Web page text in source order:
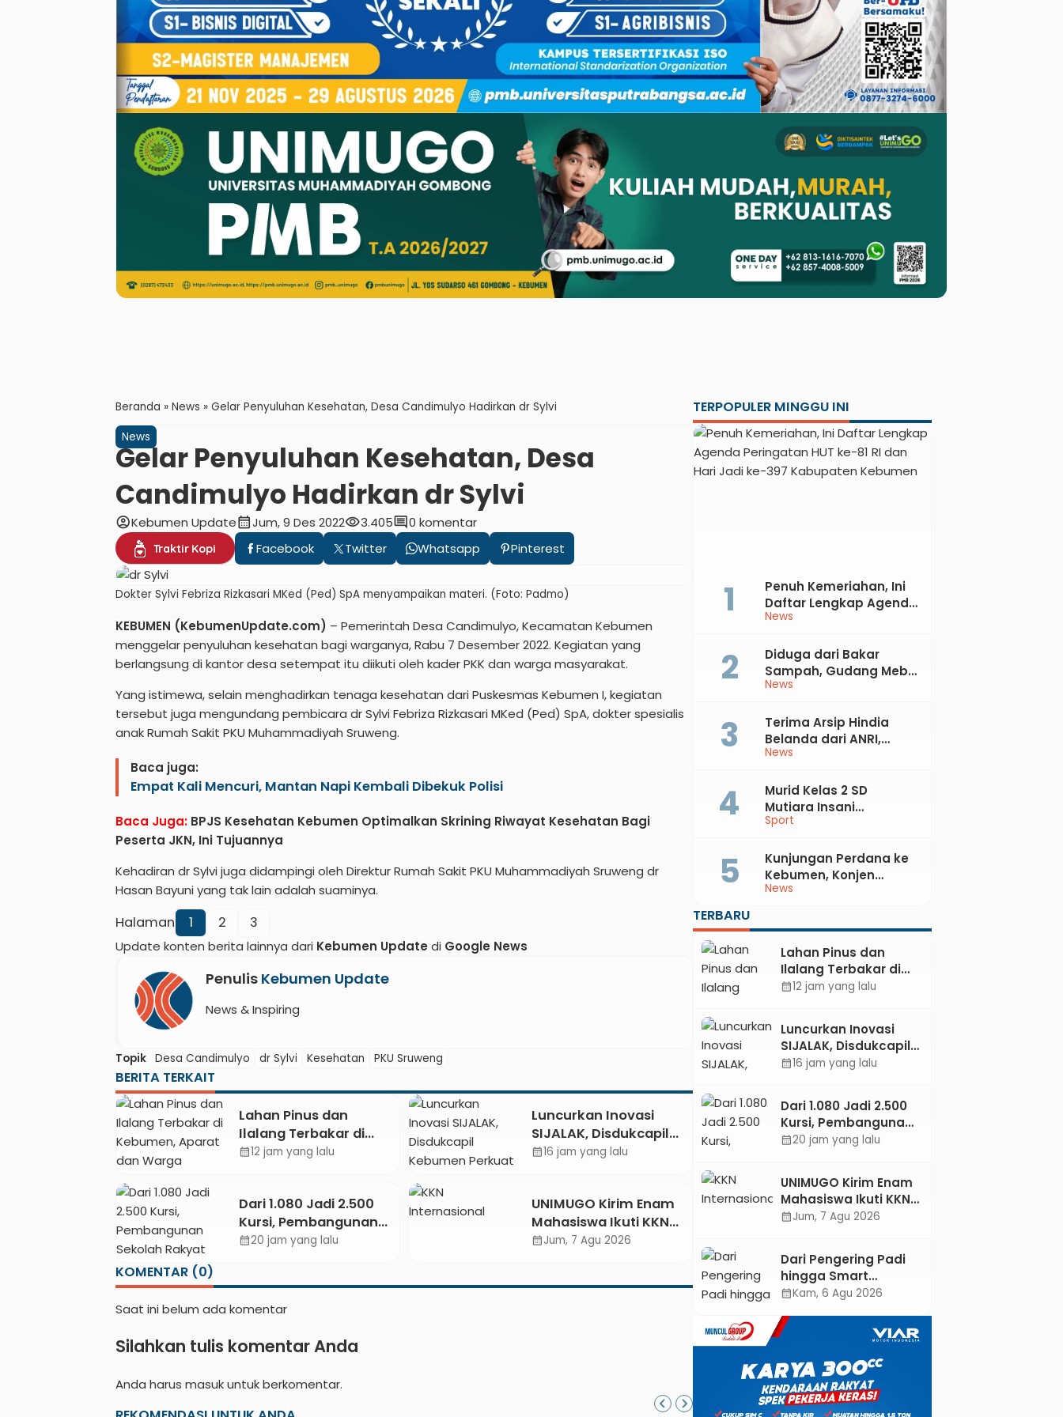
Beranda » News » Gelar Penyuluhan Kesehatan, Desa Candimulyo Hadirkan dr Sylvi
News
Gelar Penyuluhan Kesehatan, Desa
Candimulyo Hadirkan dr Sylvi
account_circleKebumen Updatecalendar_monthJum, 9 Des 2022visibility3.405comment0 komentar
Traktir Kopi Facebook Twitter Whatsapp Pinterest
Dokter Sylvi Febriza Rizkasari MKed (Ped) SpA menyampaikan materi. (Foto: Padmo)
KEBUMEN (KebumenUpdate.com) – Pemerintah Desa Candimulyo, Kecamatan Kebumen
menggelar penyuluhan kesehatan bagi warganya, Rabu 7 Desember 2022. Kegiatan yang
berlangsung di kantor desa setempat itu diikuti oleh kader PKK dan warga masyarakat.
Yang istimewa, selain menghadirkan tenaga kesehatan dari Puskesmas Kebumen I, kegiatan
tersebut juga mengundang pembicara dr Sylvi Febriza Rizkasari MKed (Ped) SpA, dokter spesialis
anak Rumah Sakit PKU Muhammadiyah Sruweng.
Baca juga:
Empat Kali Mencuri, Mantan Napi Kembali Dibekuk Polisi
Baca Juga: BPJS Kesehatan Kebumen Optimalkan Skrining Riwayat Kesehatan Bagi
Peserta JKN, Ini Tujuannya
Kehadiran dr Sylvi juga didampingi oleh Direktur Rumah Sakit PKU Muhammadiyah Sruweng dr
Hasan Bayuni yang tak lain adalah suaminya.
Halaman 1 2 3
Update konten berita lainnya dari Kebumen Update di Google News
Penulis Kebumen Update
News & Inspiring
Topik Desa Candimulyo dr Sylvi Kesehatan PKU Sruweng
BERITA TERKAIT
Lahan Pinus dan
Ilalang Terbakar di
Kebumen, Aparat dan
calendar_month12 jam yang lalu
Luncurkan Inovasi
SIJALAK, Disdukcapil
Kebumen Perkuat
Tingkat Desa
calendar_month16 jam yang lalu
Dari 1.080 Jadi 2.500
Kursi, Pembangunan
Sekolah Rakyat
calendar_month20 jam yang lalu
UNIMUGO Kirim Enam
Mahasiswa Ikuti KKN
Internasional 2026 di
calendar_monthJum, 7 Agu 2026
KOMENTAR (0)
Saat ini belum ada komentar
Silahkan tulis komentar Anda
Anda harus masukuntuk berkomentar.
TERPOPULER MINGGU INI
News
Penuh Kemeriahan, Ini
Daftar Lengkap Agenda
Peringatan HUT ke-81 RI
Kabupaten Kebumen
News
Diduga dari Bakar
Sampah, Gudang Mebel
di Petanahan Hangus
News
Terima Arsip Hindia
Belanda dari ANRI,
Pemkab Kebumen
Sejarah, Geopark, dan
Literasi Pertanian
Sport
Murid Kelas 2 SD
Mutiara Insani
Muhammadiyah
dan Perak di Kejurda
Tapak Suci Kebumen
2026
News
Kunjungan Perdana ke
Kebumen, Konjen
Australia Temui Bupati
TERBARU
Lahan Pinus dan
Ilalang Terbakar di
Kebumen, Aparat
Secara Manual
calendar_month12 jam yang lalu
Luncurkan Inovasi
SIJALAK, Disdukcapil
Kebumen Perkuat
Tingkat Desa
calendar_month16 jam yang lalu
Dari 1.080 Jadi 2.500
Kursi, Pembangunan
Sekolah Rakyat
Oktober 2026
calendar_month20 jam yang lalu
UNIMUGO Kirim Enam
Mahasiswa Ikuti KKN
Internasional 2026 di
calendar_monthJum, 7 Agu 2026
Dari Pengering Padi
hingga Smart
Parking: Mahasiswa
Pameran CODEX 2
calendar_monthKam, 6 Agu 2026